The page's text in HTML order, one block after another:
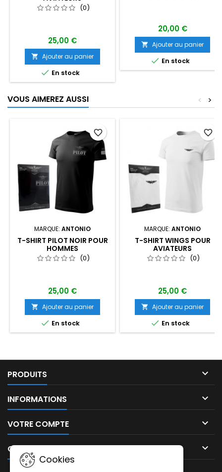
(0)
25,00 €
 Ajouter au panier
 En stock
20,00 €
 Ajouter au panier
 En stock
VOUS AIMEREZ AUSSI >
<
MARQUE: ANTONIO
T-SHIRT PILOT NOIR POUR
HOMMES
(0)
25,00 €
 Ajouter au panier
 En stock
favorite_border
MARQUE: ANTONIO
T-SHIRT WINGS POUR
AVIATEURS
(0)
25,00 €
 Ajouter au panier
 En stock
favorite_border
PRODUITS 
INFORMATIONS 
VOTRE COMPTE 
CONTACT 
Cookies